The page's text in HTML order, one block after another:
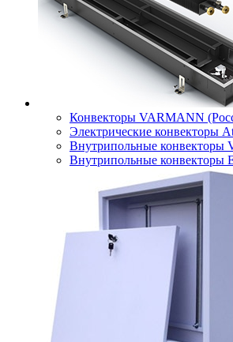
Конвекторы VARMANN
Электрические конвекторы
Внутрипольные конвекторы
Внутрипольные конвекторы